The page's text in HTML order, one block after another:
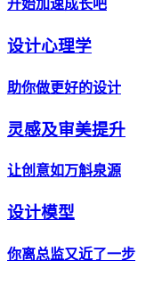
开始加速成长吧
设计心理学
助你做更好的设计
灵感及审美提升
让创意如万斛泉源
设计模型
你离总监又近了一步